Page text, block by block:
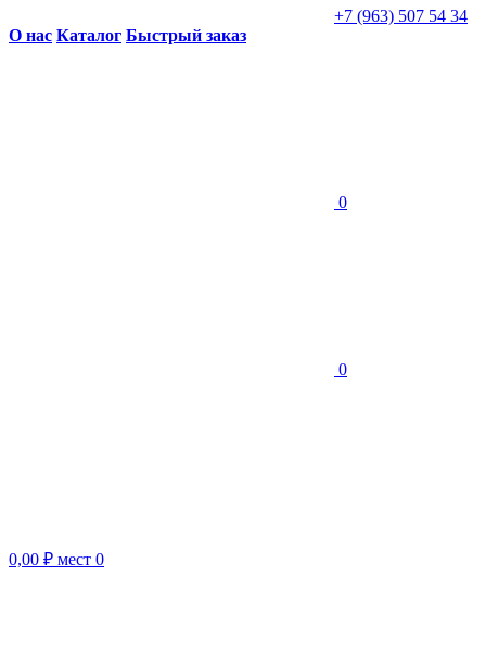
+7 (963) 507 54 34
О нас Каталог Быстрый заказ
0
0
0,00 ₽ мест 0